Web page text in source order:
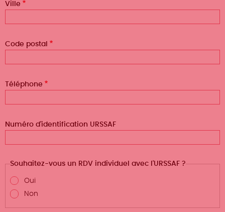
Ville
Code postal
Téléphone
Numéro d'identification URSSAF
Souhaitez-vous un RDV individuel avec l'URSSAF ?
Oui
Non